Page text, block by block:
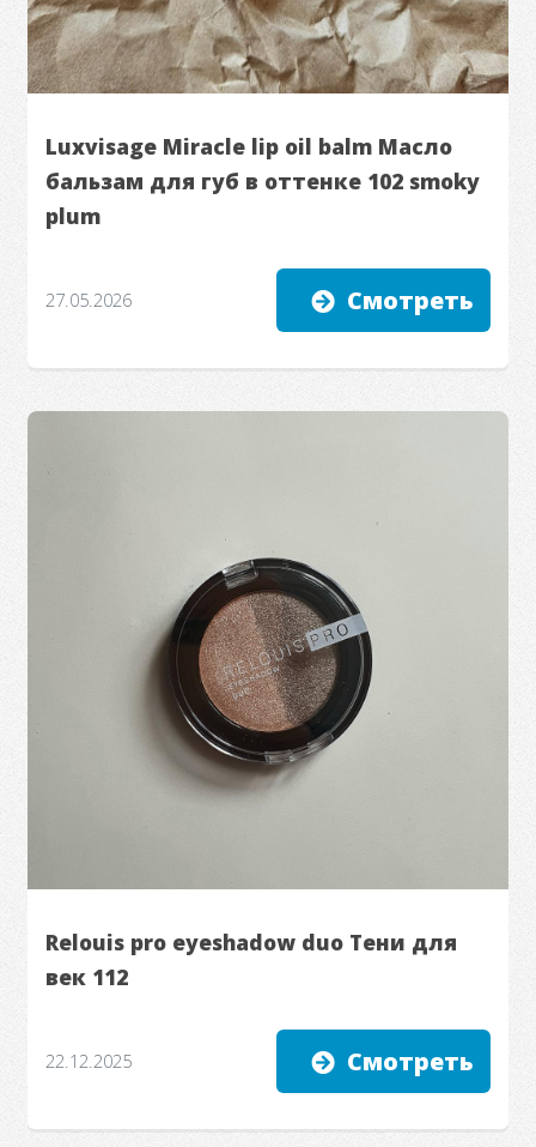
Luxvisage Miracle lip oil balm Масло
бальзам для губ в оттенке 102 smoky
plum
27.05.2026 Смотреть
Relouis pro eyeshadow duo Тени для
век 112
22.12.2025 Смотреть